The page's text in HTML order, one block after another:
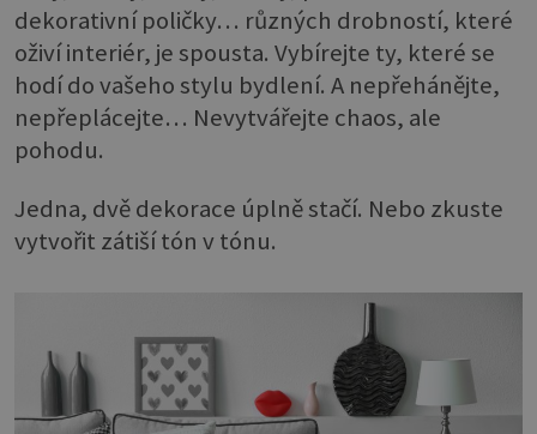
dekorativní poličky… různých drobností, které
oživí interiér, je spousta. Vybírejte ty, které se
hodí do vašeho stylu bydlení. A nepřehánějte,
nepřeplácejte… Nevytvářejte chaos, ale
pohodu.
Jedna, dvě dekorace úplně stačí. Nebo zkuste
vytvořit zátiší tón v tónu.